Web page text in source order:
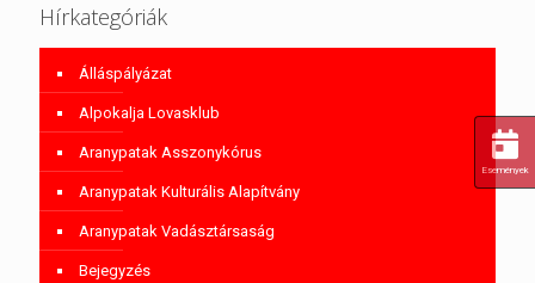
Hírkategóriák
Álláspályázat
Alpokalja Lovasklub
Aranypatak Asszonykórus
Aranypatak Kulturális Alapítvány
Aranypatak Vadásztársaság
Bejegyzés
Események